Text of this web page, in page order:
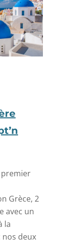
Grèce, 2
avec un
la
nos deux